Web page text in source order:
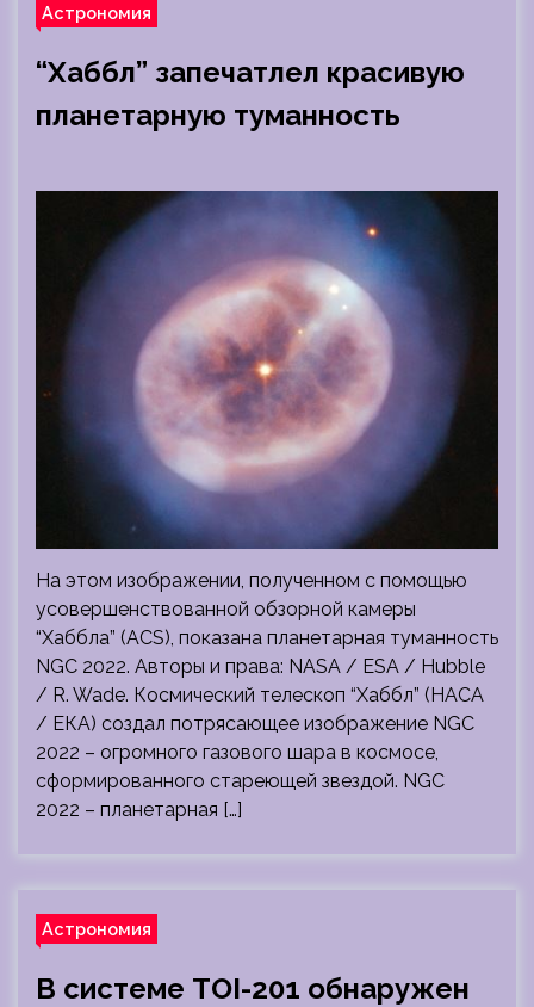
Астрономия
“Хаббл” запечатлел красивую
планетарную туманность
На этом изображении, полученном с помощью
усовершенствованной обзорной камеры
“Хаббла” (ACS), показана планетарная туманность
NGC 2022. Авторы и права: NASA / ESA / Hubble
/ R. Wade. Космический телескоп “Хаббл” (НАСА
/ ЕКА) создал потрясающее изображение NGC
2022 – огромного газового шара в космосе,
сформированного стареющей звездой. NGC
2022 – планетарная […]
Астрономия
В системе TOI-201 обнаружен